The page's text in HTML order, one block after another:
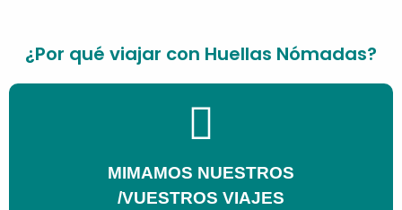
¿Por qué viajar con Huellas Nómadas?
MIMAMOS NUESTROS
/VUESTROS VIAJES